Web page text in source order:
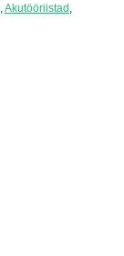
Akutööriistad